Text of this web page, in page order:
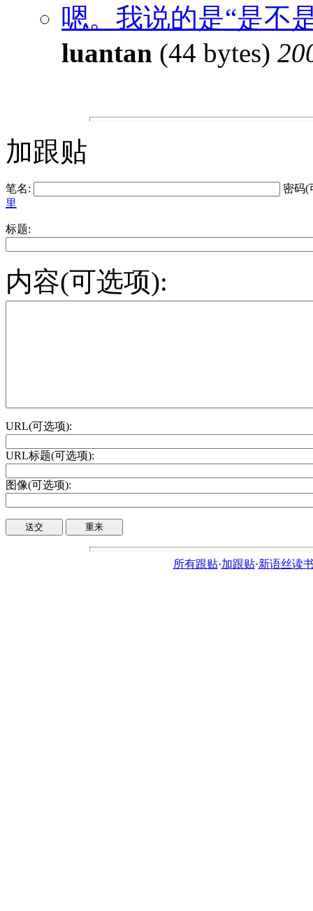
嗯。我说的是“是不
luantan (44 bytes)
加跟贴
笔名:
密码(
里
标题:
内容(可选项):
URL(可选项):
URL标题(可选项):
图像(可选项):
所有跟贴·加跟贴·新语丝读